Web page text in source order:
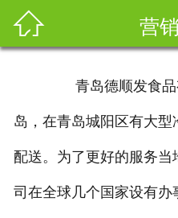
 营
青岛德顺发食品
岛，在青岛城阳区有大
配送。为了更好的服务
司在全球几个国家设有